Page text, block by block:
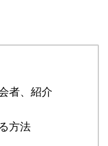
者、紹介
方法